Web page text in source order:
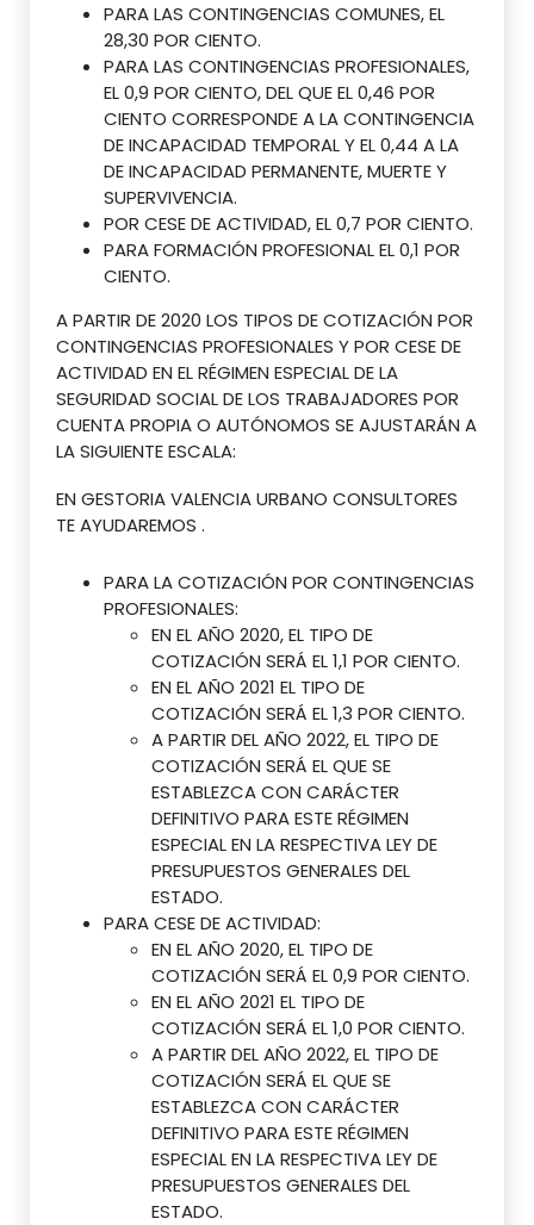
PARA LAS CONTINGENCIAS COMUNES, EL
28,30 POR CIENTO.
PARA LAS CONTINGENCIAS PROFESIONALES,
EL 0,9 POR CIENTO, DEL QUE EL 0,46 POR
CIENTO CORRESPONDE A LA CONTINGENCIA
DE INCAPACIDAD TEMPORAL Y EL 0,44 A LA
DE INCAPACIDAD PERMANENTE, MUERTE Y
SUPERVIVENCIA.
POR CESE DE ACTIVIDAD, EL 0,7 POR CIENTO.
PARA FORMACIÓN PROFESIONAL EL 0,1 POR
CIENTO.
A PARTIR DE 2020 LOS TIPOS DE COTIZACIÓN POR
CONTINGENCIAS PROFESIONALES Y POR CESE DE
ACTIVIDAD EN EL RÉGIMEN ESPECIAL DE LA
SEGURIDAD SOCIAL DE LOS TRABAJADORES POR
CUENTA PROPIA O AUTÓNOMOS SE AJUSTARÁN A
LA SIGUIENTE ESCALA:
EN GESTORIA VALENCIA URBANO CONSULTORES
TE AYUDAREMOS .
PARA LA COTIZACIÓN POR CONTINGENCIAS
PROFESIONALES:
EN EL AÑO 2020, EL TIPO DE
COTIZACIÓN SERÁ EL 1,1 POR CIENTO.
EN EL AÑO 2021 EL TIPO DE
COTIZACIÓN SERÁ EL 1,3 POR CIENTO.
A PARTIR DEL AÑO 2022, EL TIPO DE
COTIZACIÓN SERÁ EL QUE SE
ESTABLEZCA CON CARÁCTER
DEFINITIVO PARA ESTE RÉGIMEN
ESPECIAL EN LA RESPECTIVA LEY DE
PRESUPUESTOS GENERALES DEL
ESTADO.
PARA CESE DE ACTIVIDAD:
EN EL AÑO 2020, EL TIPO DE
COTIZACIÓN SERÁ EL 0,9 POR CIENTO.
EN EL AÑO 2021 EL TIPO DE
COTIZACIÓN SERÁ EL 1,0 POR CIENTO.
A PARTIR DEL AÑO 2022, EL TIPO DE
COTIZACIÓN SERÁ EL QUE SE
ESTABLEZCA CON CARÁCTER
DEFINITIVO PARA ESTE RÉGIMEN
ESPECIAL EN LA RESPECTIVA LEY DE
PRESUPUESTOS GENERALES DEL
ESTADO.